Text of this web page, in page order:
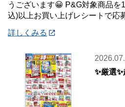
うございます😀 P&G対象商品を1回のお会計で5,000円(税
込)以上お買い上げレシートで応
詳しくみる
✨厳選